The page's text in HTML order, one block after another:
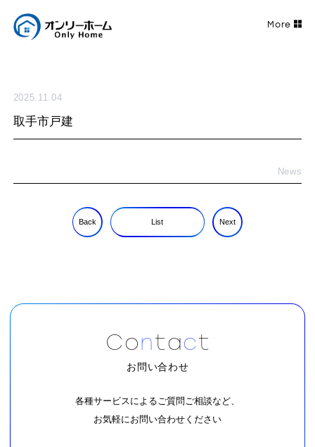
2025.11.04
取手市戸建
News
Back List Next
Contact
お問い合わせ
各種サービスによるご質問ご相談など、
お気軽にお問い合わせください